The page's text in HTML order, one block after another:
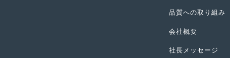
品質への取り組み
会社概要
社長メッセージ